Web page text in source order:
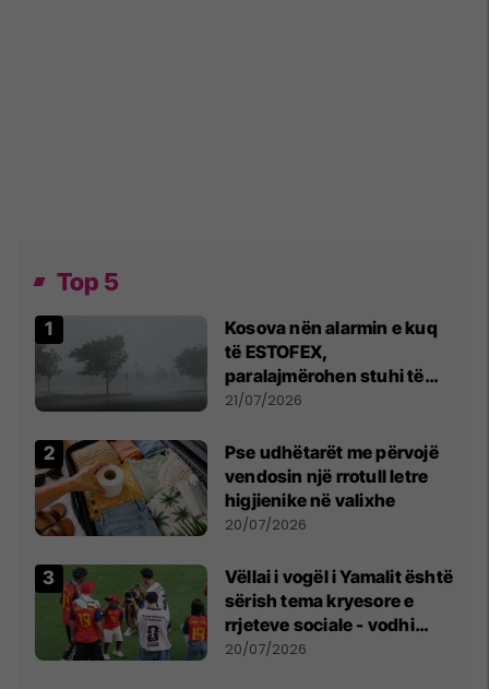
Top 5
Kosova nën alarmin e kuq
të ESTOFEX,
paralajmërohen stuhi të
fuqishme me breshër dhe
21/07/2026
Pse udhëtarët me përvojë
vendosin një rrotull letre
higjienike në valixhe
20/07/2026
Vëllai i vogël i Yamalit është
sërish tema kryesore e
rrjeteve sociale - vodhi
vëmendjen pas finales së
20/07/2026